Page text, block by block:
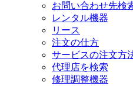
お問い合わせ先検
レンタル機器
リース
注文の仕方
サービスの注文方
代理店を検索
修理調整機器